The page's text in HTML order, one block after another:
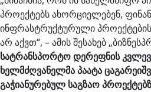
პროექტებს ახორციელებენ,
ინფრასტრუქტურული
არ აქვთ“, – ამის შესახებ
სატრანსპორტოდერეფნის
ხელმძღვანელმაპაატა
გაჭიანურებულ საგზაო